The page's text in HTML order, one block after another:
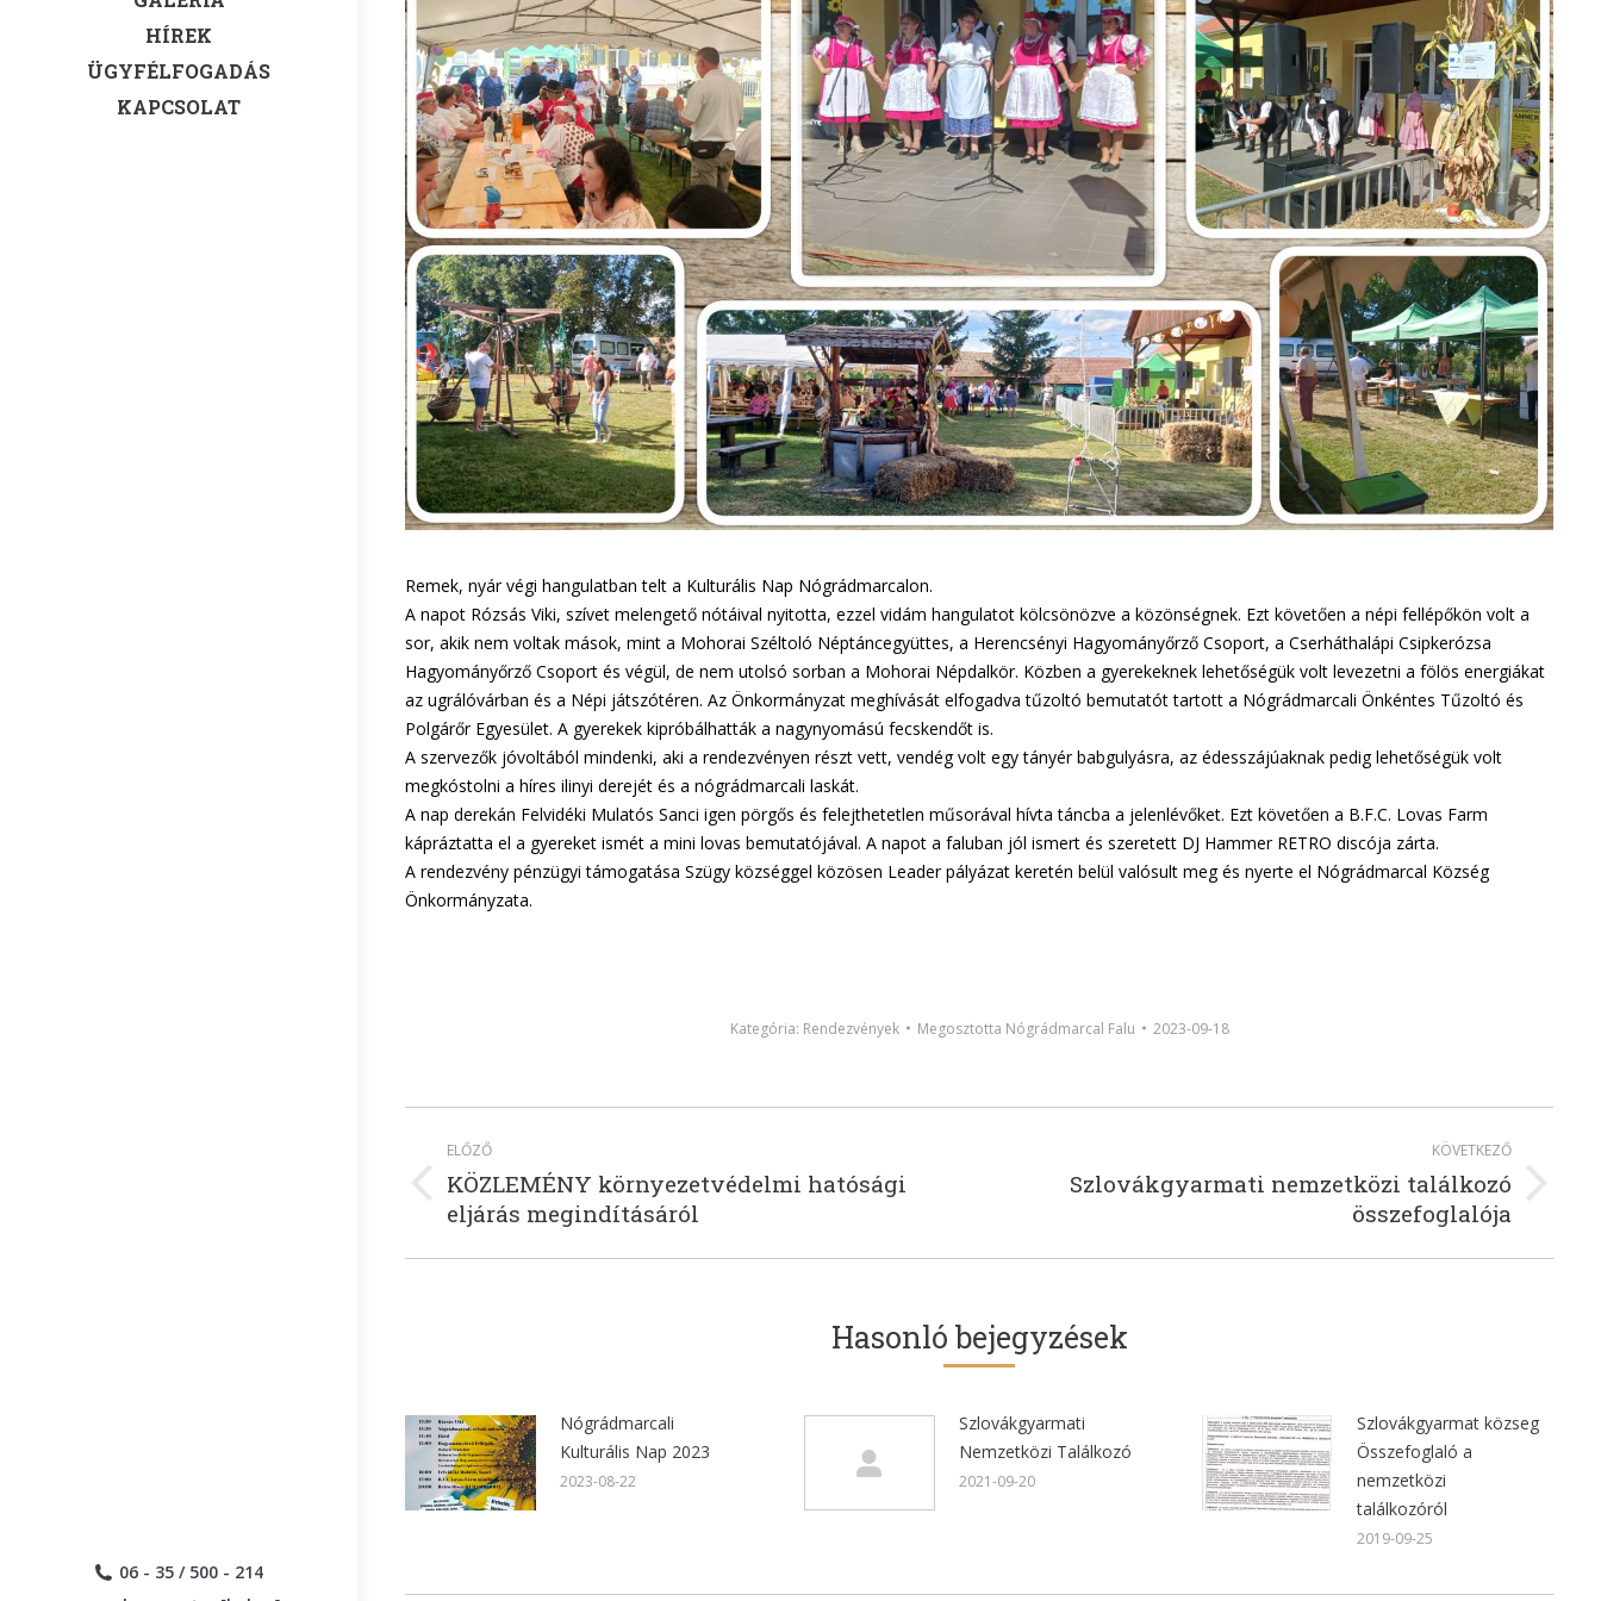
HÍREK
ÜGYFÉLFOGADÁS
KAPCSOLAT
06 - 35 / 500 - 214
Remek, nyár végi hangulatban telt a Kulturális Nap Nógrádmarcalon.
A napot Rózsás Viki, szívet melengető nótáival nyitotta, ezzel vidám hangulatot kölcsönözve a közönségnek. Ezt követően a népi fellépőkön volt a
sor, akik nem voltak mások, mint a Mohorai Széltoló Néptáncegyüttes, a Herencsényi Hagyományőrző Csoport, a Cserháthalápi Csipkerózsa
Hagyományőrző Csoport és végül, de nem utolsó sorban a Mohorai Népdalkör. Közben a gyerekeknek lehetőségük volt levezetni a fölös energiákat
az ugrálóvárban és a Népi játszótéren. Az Önkormányzat meghívását elfogadva tűzoltó bemutatót tartott a Nógrádmarcali Önkéntes Tűzoltó és
Polgárőr Egyesület. A gyerekek kipróbálhatták a nagynyomású fecskendőt is.
A szervezők jóvoltából mindenki, aki a rendezvényen részt vett, vendég volt egy tányér babgulyásra, az édesszájúaknak pedig lehetőségük volt
megkóstolni a híres ilinyi derejét és a nógrádmarcali laskát.
A nap derekán Felvidéki Mulatós Sanci igen pörgős és felejthetetlen műsorával hívta táncba a jelenlévőket. Ezt követően a B.F.C. Lovas Farm
kápráztatta el a gyereket ismét a mini lovas bemutatójával. A napot a faluban jól ismert és szeretett DJ Hammer RETRO discója zárta.
A rendezvény pénzügyi támogatása Szügy községgel közösen Leader pályázat keretén belül valósult meg és nyerte el Nógrádmarcal Község
Önkormányzata.
Kategória: Rendezvények Megosztotta Nógrádmarcal Falu 2023-09-18
Post
navigation
ELŐZŐ
Previous
post:
KÖZLEMÉNY környezetvédelmi hatósági
eljárás megindításáról
KÖVETKEZŐ
Szlovákgyarmati nemzetközi találkozó
összefoglalója
Hasonló bejegyzések
Nógrádmarcali
Kulturális Nap 2023
2023-08-22
Szlovákgyarmati
Nemzetközi Találkozó
2021-09-20
Szlovákgyarmat közseg
Összefoglaló a
nemzetközi
találkozóról
2019-09-25